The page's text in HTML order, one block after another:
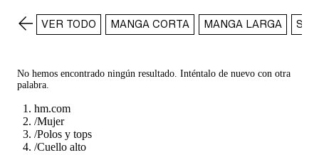
VER TODO MANGA CORTA MANGA LARGA SIN
No hemos encontrado ningún resultado. Inténtalo de nuevo con otra
palabra.
hm.com
/Mujer
/Polos y tops
/Cuello alto